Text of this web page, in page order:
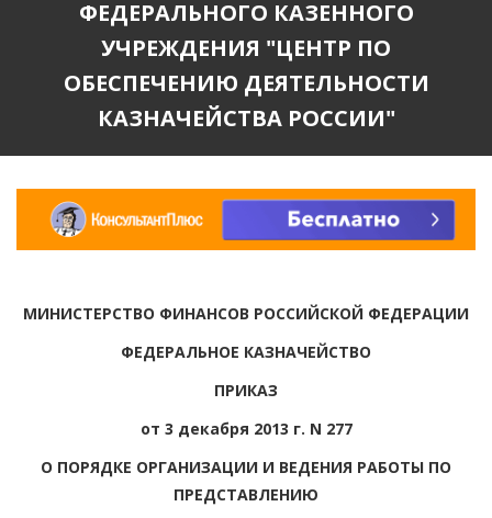
ФЕДЕРАЛЬНОГО КАЗЕННОГО
УЧРЕЖДЕНИЯ "ЦЕНТР ПО
ОБЕСПЕЧЕНИЮ ДЕЯТЕЛЬНОСТИ
КАЗНАЧЕЙСТВА РОССИИ"
МИНИСТЕРСТВО ФИНАНСОВ РОССИЙСКОЙ ФЕДЕРАЦИИ
ФЕДЕРАЛЬНОЕ КАЗНАЧЕЙСТВО
ПРИКАЗ
от 3 декабря 2013 г. N 277
О ПОРЯДКЕ ОРГАНИЗАЦИИ И ВЕДЕНИЯ РАБОТЫ ПО
ПРЕДСТАВЛЕНИЮ